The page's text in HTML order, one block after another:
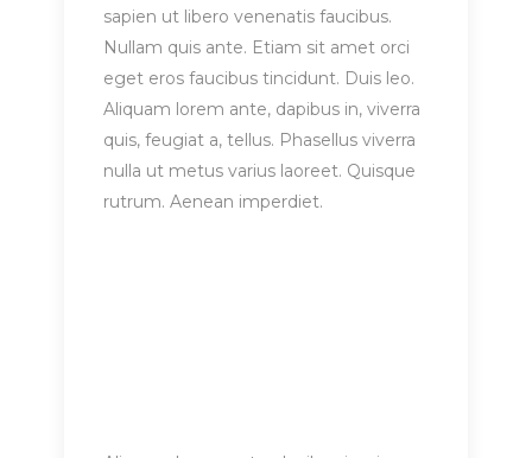
sapien ut libero venenatis faucibus.
Nullam quis ante. Etiam sit amet orci
eget eros faucibus tincidunt. Duis leo.
Aliquam lorem ante, dapibus in, viverra
quis, feugiat a, tellus. Phasellus viverra
nulla ut metus varius laoreet. Quisque
rutrum. Aenean imperdiet.